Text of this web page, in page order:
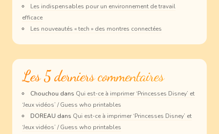
Les indispensables pour un environnement de travail
efficace
Les nouveautés « tech » des montres connectées
Les 5 derniers commentaires
Chouchou dans Qui est-ce à imprimer ‘Princesses Disney’ et
‘Jeux vidéos’ / Guess who printables
DOREAU dans Qui est-ce à imprimer ‘Princesses Disney’ et
‘Jeux vidéos’ / Guess who printables